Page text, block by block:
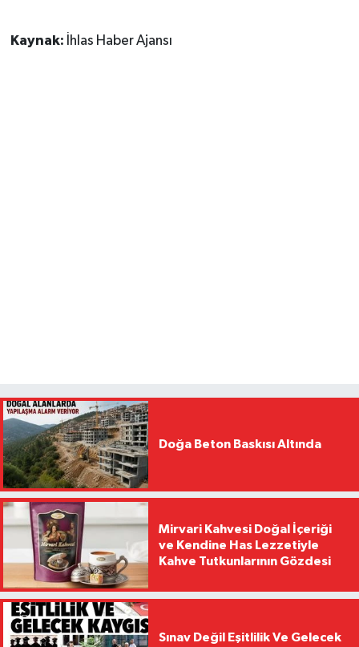
Kaynak: İhlas Haber Ajansı
Doğa Beton Baskısı Altında
Mirvari Kahvesi Doğal İçeriği
ve Kendine Has Lezzetiyle
Kahve Tutkunlarının Gözdesi
Sınav Değil Eşitlilik Ve Gelecek